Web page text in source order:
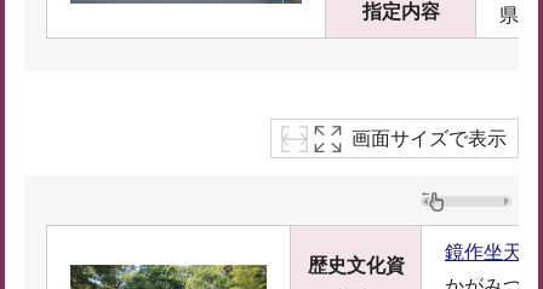
指定内容 県指
画面サイズで表示
歴史文化資
鏡作坐天